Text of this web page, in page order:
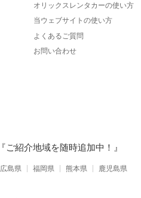
オリックスレンタカーの使い方
当ウェブサイトの使い方
よくあるご質問
お問い合わせ
『ご紹介地域を随時追加中！』
広島県 福岡県 熊本県 鹿児島県